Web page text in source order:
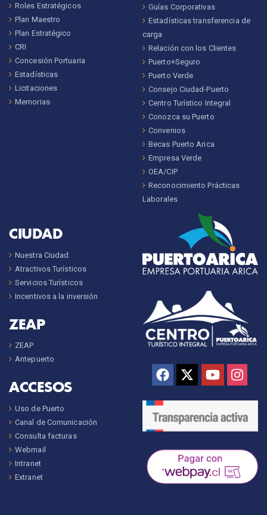
Roles Estratégicos
Plan Maestro
Plan Estratégico
CRI
Concesión Portuaria
Estadísticas
Licitaciones
Memorias
Guías Corporativas
Estadísticas transferencia de
carga
Relación con los Clientes
Puerto+Seguro
Puerto Verde
Consejo Ciudad-Puerto
Centro Turístico Integral
Conozca su Puerto
Convenios
Becas Puerto Arica
Empresa Verde
OEA/CIP
Reconocimiento Prácticas
Laborales
CIUDAD
Nuestra Ciudad
Atractivos Turísticos
Servicios Turísticos
Incentivos a la inversión
ZEAP
ZEAP
Antepuerto
ACCESOS
Uso de Puerto
Canal de Comunicación
Consulta facturas
Webmail
Intranet
Extranet